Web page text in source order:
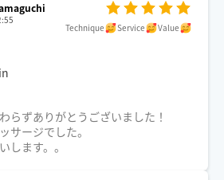
Technique Service Value
らずありがとうございました！
サージでした。
します。。